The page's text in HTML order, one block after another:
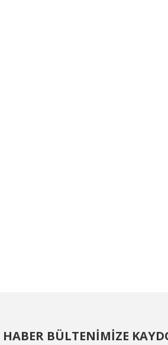
HABER BÜLTENİMİZE